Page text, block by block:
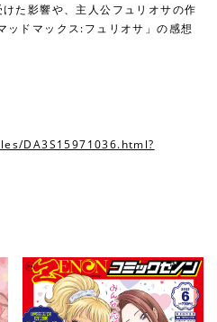
た影響や、主人公フュリオサの作
ッドマックス:フュリオサ」の感想
DA3S15971036.html?